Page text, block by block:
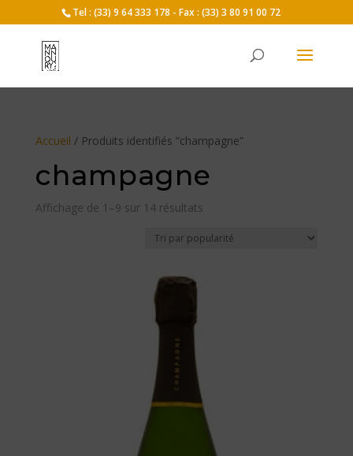
Tel : (33) 9 64 333 178 - Fax : (33) 3 80 91 00 72
Accueil / Produits identifiés “champagne”
champagne
Affichage de 1–9 sur 14 résultatsTrié
popularité